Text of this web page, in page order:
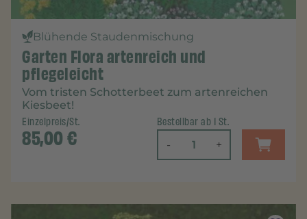
Blühende Staudenmischung
Garten Flora artenreich und
pflegeleicht
Vom tristen Schotterbeet zum artenreichen
Kiesbeet!
Einzelpreis/St.
85,00€
Bestellbar ab 1 St.
- +